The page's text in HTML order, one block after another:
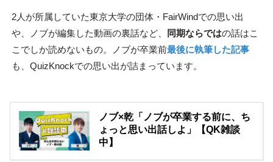
2人が所属していた東京大学の団体・FairWindでの思い出
や、ノブが編集した動画の裏話など、
同期ならではの話はこ
こでしか読めないもの。ノブが卒業前最後に執筆した記事
も、QuizKnockでの思い出が詰まっています。
ノブ×乾「ノブが卒業する前に、ち
ょっと思い出話しよ」【QK雑談
中】